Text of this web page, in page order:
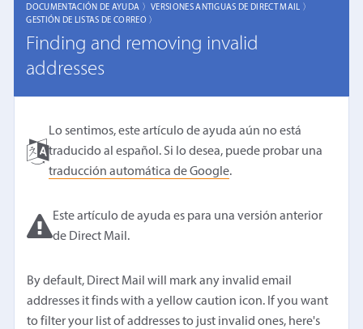
DOCUMENTACIÓN DE AYUDA 〉VERSIONES ANTIGUAS DE DIRECT MAIL 〉
GESTIÓN DE LISTAS DE CORREO 〉
Finding and removing invalid
addresses
Lo sentimos, este artículo de ayuda aún no está
traducido al español. Si lo desea, puede probar una
traducción automática de Google.
Este artículo de ayuda es para una versión anterior
de Direct Mail.
By default, Direct Mail will mark any invalid email
addresses it finds with a yellow caution icon. If you want
to filter your list of addresses to just invalid ones, here's